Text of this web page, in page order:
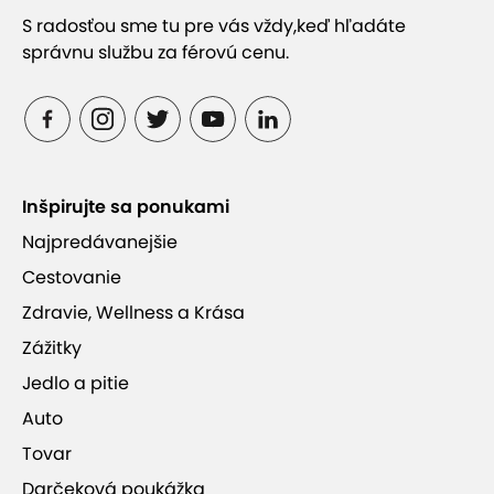
Svoje schopnosti a kondíciu môžete
vyskúšať nalezeckej stenealebo v
parku Spider park (10 km)
Kotline
bicykel, ktorú dokončili len nedávno, v roku
2018. Požičovňu bicyklov a elektrobikov s
detskými sedačkami nájdete rovno v Ždiari
Top turistickou atrakciou v Peninách je
rieky Dunajec. Z prístaviska pltí
Lesnice(v dĺžke 11 km) a z prístaviska Červený
Kláštor do Lesnice (v dĺžke 9 km) zažijete
S radosťou sme tu pre vás vždy,keď hľadáte
správnu službu za férovú cenu.
Inšpirujte sa ponukami
Najpredávanejšie
Cestovanie
Zdravie, Wellness a Krása
Zážitky
Jedlo a pitie
Auto
Tovar